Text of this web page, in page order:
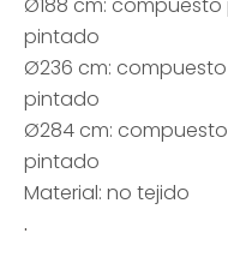
pintado
Ø236 cm:
pintado
Ø284 cm:
pintado
Material: no tejido
.